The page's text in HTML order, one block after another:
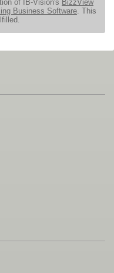
of IB-Vision's BizzView
Business Software. This